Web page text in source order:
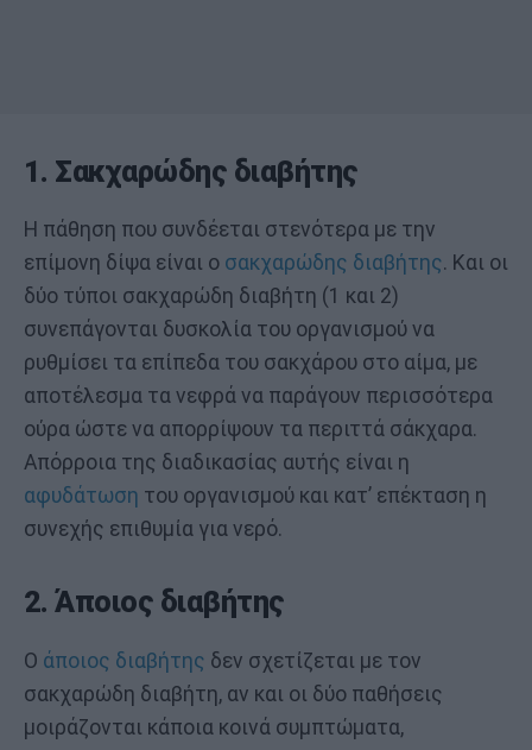
1. Σακχαρώδης διαβήτης
Η πάθηση που συνδέεται στενότερα με την
επίμονη δίψα είναι ο σακχαρώδης διαβήτης. Και οι
δύο τύποι σακχαρώδη διαβήτη (1 και 2)
συνεπάγονται δυσκολία του οργανισμού να
ρυθμίσει τα επίπεδα του σακχάρου στο αίμα, με
αποτέλεσμα τα νεφρά να παράγουν περισσότερα
ούρα ώστε να απορρίψουν τα περιττά σάκχαρα.
Απόρροια της διαδικασίας αυτής είναι η
αφυδάτωση του οργανισμού και κατ’ επέκταση η
συνεχής επιθυμία για νερό.
2. Άποιος διαβήτης
Ο άποιος διαβήτης δεν σχετίζεται με τον
σακχαρώδη διαβήτη, αν και οι δύο παθήσεις
μοιράζονται κάποια κοινά συμπτώματα,